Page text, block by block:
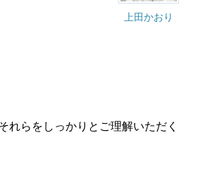
上田かおり
れらをしっかりとご理解いただく